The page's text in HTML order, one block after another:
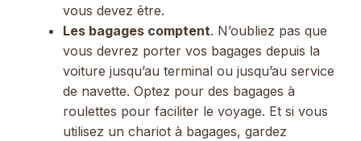
vous devez être.
Les bagages comptent. N’oubliez pas que
vous devrez porter vos bagages depuis la
voiture jusqu’au terminal ou jusqu’au service
de navette. Optez pour des bagages à
roulettes pour faciliter le voyage. Et si vous
utilisez un chariot à bagages, gardez